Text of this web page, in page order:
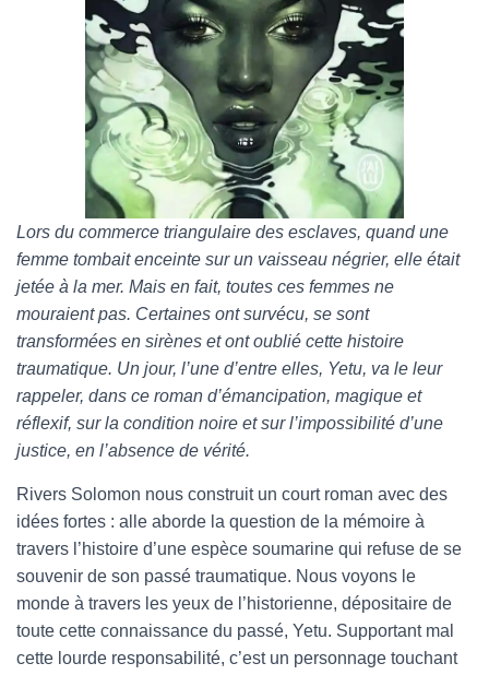
Lors du commerce triangulaire des esclaves, quand une
femme tombait enceinte sur un vaisseau négrier, elle était
jetée à la mer. Mais en fait, toutes ces femmes ne
mouraient pas. Certaines ont survécu, se sont
transformées en sirènes et ont oublié cette histoire
traumatique. Un jour, l’une d’entre elles, Yetu, va le leur
rappeler, dans ce roman d’émancipation, magique et
réflexif, sur la condition noire et sur l’impossibilité d’une
justice, en l’absence de vérité.
Rivers Solomon nous construit un court roman avec des
idées fortes : alle aborde la question de la mémoire à
travers l’histoire d’une espèce soumarine qui refuse de se
souvenir de son passé traumatique. Nous voyons le
monde à travers les yeux de l’historienne, dépositaire de
toute cette connaissance du passé, Yetu. Supportant mal
cette lourde responsabilité, c’est un personnage touchant